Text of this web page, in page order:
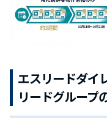
エスリードダイ
リードグループ